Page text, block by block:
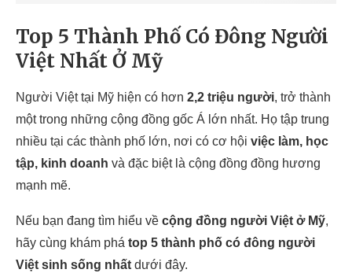
Top 5 Thành Phố Có Đông Người
Việt Nhất Ở Mỹ
Người Việt tại Mỹ hiện có hơn 2,2 triệu người, trở thành
một trong những cộng đồng gốc Á lớn nhất. Họ tập trung
nhiều tại các thành phố lớn, nơi có cơ hội việc làm, học
tập, kinh doanh và đặc biệt là cộng đồng đồng hương
mạnh mẽ.
Nếu bạn đang tìm hiểu về cộng đồng người Việt ở Mỹ,
hãy cùng khám phá top 5 thành phố có đông người
Việt sinh sống nhất dưới đây.